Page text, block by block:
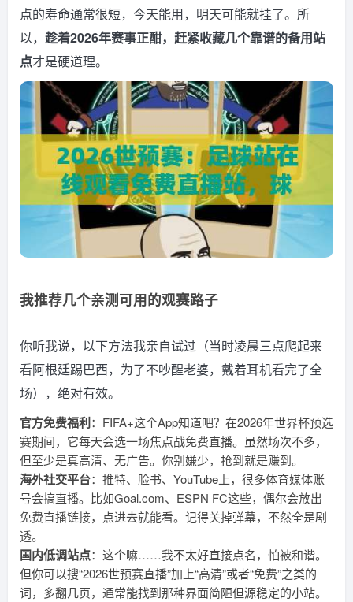
点的寿命通常很短，今天能用，明天可能就挂了。所
以， 趁着2026年赛事正酣，赶紧收藏几个靠谱的备用站
点才是硬道理。
我推荐几个亲测可用的观赛路子
你听我说，以下方法我亲自试过（当时凌晨三点爬起来
看阿根廷踢巴西，为了不吵醒老婆，戴着耳机看完了全
场），绝对有效。
官方免费福利：FIFA+这个App知道吧？在2026年世界杯预选
赛期间，它每天会选一场焦点战免费直播。虽然场次不多，
但至少是真高清、无广告。你别嫌少，抢到就是赚到。
海外社交平台：推特、脸书、YouTube上，很多体育媒体账
号会搞直播。比如Goal.com、ESPN FC这些，偶尔会放出
免费直播链接，点进去就能看。记得关掉弹幕，不然全是剧
透。
国内低调站点：这个嘛……我不太好直接点名，怕被和谐。
但你可以搜“2026世预赛直播”加上“高清”或者“免费”之类的
词，多翻几页，通常能找到那种界面简陋但源稳定的小站。